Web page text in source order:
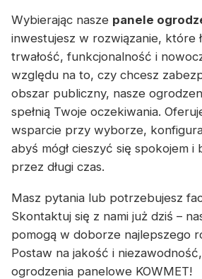
Wybierając nasze panele
inwestujesz w rozwiązanie, które
trwałość, funkcjonalność i
względu na to, czy chcesz
obszar publiczny, nasze
spełnią Twoje oczekiwania.
wsparcie przy wyborze,
abyś mógł cieszyć się spokojem
przez długi czas.
Masz pytania lub potrzebujesz
Skontaktuj się z nami już dziś –
pomogą w doborze najlepszego
Postaw na jakość i
ogrodzenia panelowe KOWMET!